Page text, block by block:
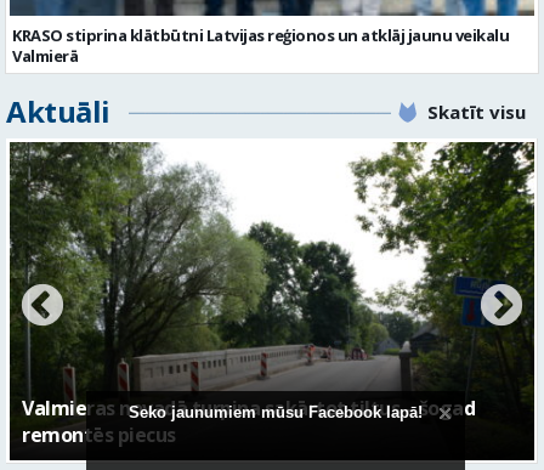
KRASO stiprina klātbūtni Latvijas reģionos un atklāj jaunu veikalu
Valmierā
Aktuāli Skatīt visu
No pagaidu teātra līdz laikmetīgās kultūras centram
– kā attīstīsies “Kurtuve”
Seko jaunumiem mūsu Facebook lapā!